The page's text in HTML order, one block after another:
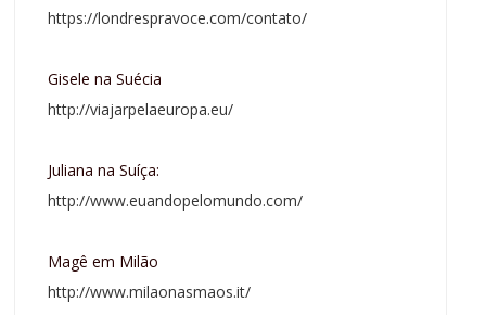
https://londrespravoce.com/contato/
Gisele na Suécia
http://viajarpelaeuropa.eu/
Juliana na Suíça:
http://www.euandopelomundo.com/
Magê em Milão
http://www.milaonasmaos.it/